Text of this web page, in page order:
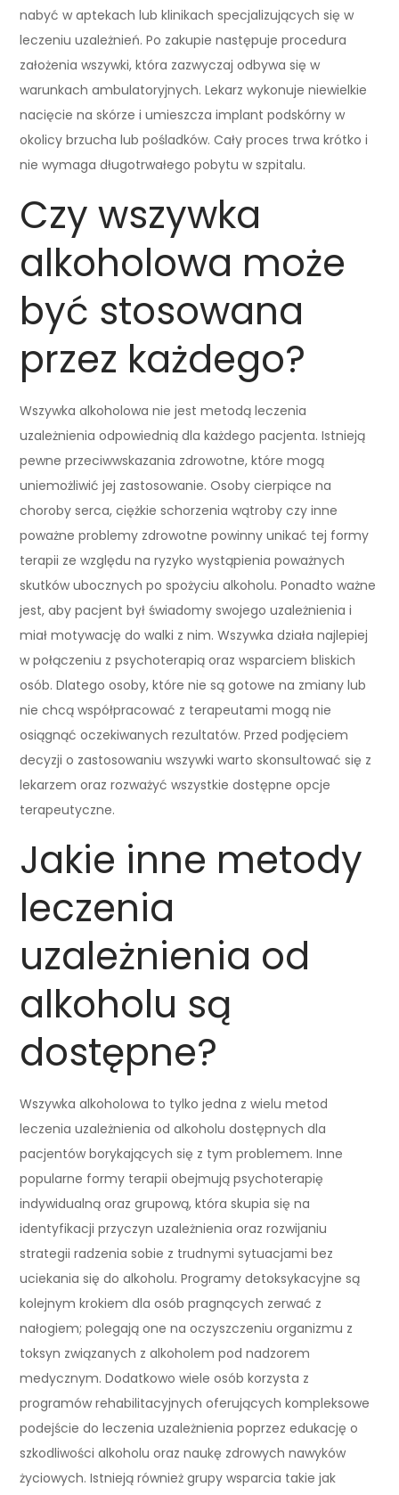
nabyć w aptekach lub klinikach specjalizujących się w
leczeniu uzależnień. Po zakupie następuje procedura
założenia wszywki, która zazwyczaj odbywa się w
warunkach ambulatoryjnych. Lekarz wykonuje niewielkie
nacięcie na skórze i umieszcza implant podskórny w
okolicy brzucha lub pośladków. Cały proces trwa krótko i
nie wymaga długotrwałego pobytu w szpitalu.
Czy wszywka
alkoholowa może
być stosowana
przez każdego?
Wszywka alkoholowa nie jest metodą leczenia
uzależnienia odpowiednią dla każdego pacjenta. Istnieją
pewne przeciwwskazania zdrowotne, które mogą
uniemożliwić jej zastosowanie. Osoby cierpiące na
choroby serca, ciężkie schorzenia wątroby czy inne
poważne problemy zdrowotne powinny unikać tej formy
terapii ze względu na ryzyko wystąpienia poważnych
skutków ubocznych po spożyciu alkoholu. Ponadto ważne
jest, aby pacjent był świadomy swojego uzależnienia i
miał motywację do walki z nim. Wszywka działa najlepiej
w połączeniu z psychoterapią oraz wsparciem bliskich
osób. Dlatego osoby, które nie są gotowe na zmiany lub
nie chcą współpracować z terapeutami mogą nie
osiągnąć oczekiwanych rezultatów. Przed podjęciem
decyzji o zastosowaniu wszywki warto skonsultować się z
lekarzem oraz rozważyć wszystkie dostępne opcje
terapeutyczne.
Jakie inne metody
leczenia
uzależnienia od
alkoholu są
dostępne?
Wszywka alkoholowa to tylko jedna z wielu metod
leczenia uzależnienia od alkoholu dostępnych dla
pacjentów borykających się z tym problemem. Inne
popularne formy terapii obejmują psychoterapię
indywidualną oraz grupową, która skupia się na
identyfikacji przyczyn uzależnienia oraz rozwijaniu
strategii radzenia sobie z trudnymi sytuacjami bez
uciekania się do alkoholu. Programy detoksykacyjne są
kolejnym krokiem dla osób pragnących zerwać z
nałogiem; polegają one na oczyszczeniu organizmu z
toksyn związanych z alkoholem pod nadzorem
medycznym. Dodatkowo wiele osób korzysta z
programów rehabilitacyjnych oferujących kompleksowe
podejście do leczenia uzależnienia poprzez edukację o
szkodliwości alkoholu oraz naukę zdrowych nawyków
życiowych. Istnieją również grupy wsparcia takie jak